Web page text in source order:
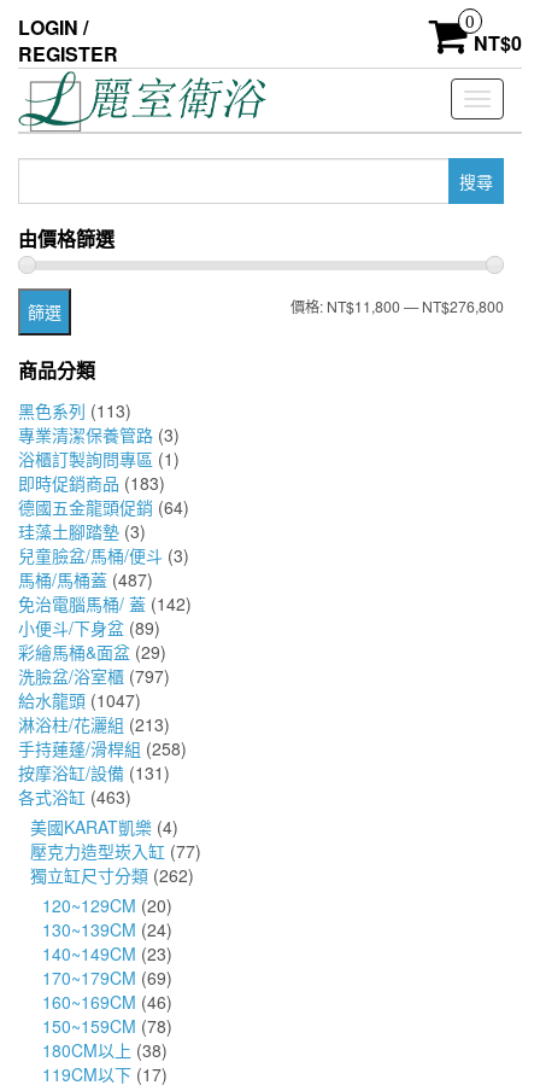
the
content
LOGIN /
REGISTER
0
NT$0
Toggle
鍵
字:
由價格篩選
最最
篩選 價格: NT$11,800—NT$276,800
商品分類
黑色系列 (113)
專業清潔保養管路 (3)
浴櫃訂製詢問專區 (1)
即時促銷商品 (183)
德國五金龍頭促銷 (64)
珪藻土腳踏墊 (3)
兒童臉盆/馬桶/便斗 (3)
馬桶/馬桶蓋 (487)
免治電腦馬桶/ 蓋 (142)
小便斗/下身盆 (89)
彩繪馬桶&面盆 (29)
洗臉盆/浴室櫃 (797)
給水龍頭 (1047)
淋浴柱/花灑組 (213)
手持蓮蓬/滑桿組 (258)
按摩浴缸/設備 (131)
各式浴缸 (463)
美國KARAT凱樂 (4)
壓克力造型崁入缸 (77)
獨立缸尺寸分類 (262)
120~129CM (20)
130~139CM (24)
140~149CM (23)
170~179CM (69)
160~169CM (46)
150~159CM (78)
180CM以上 (38)
119CM以下 (17)